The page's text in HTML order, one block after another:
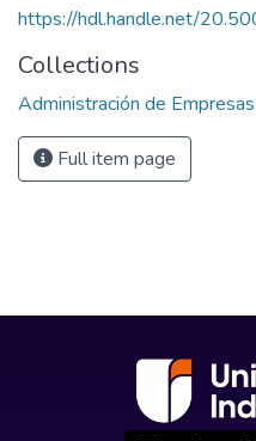
https://hdl.handle.net/
Collections
Administración de Empresas
Full item page